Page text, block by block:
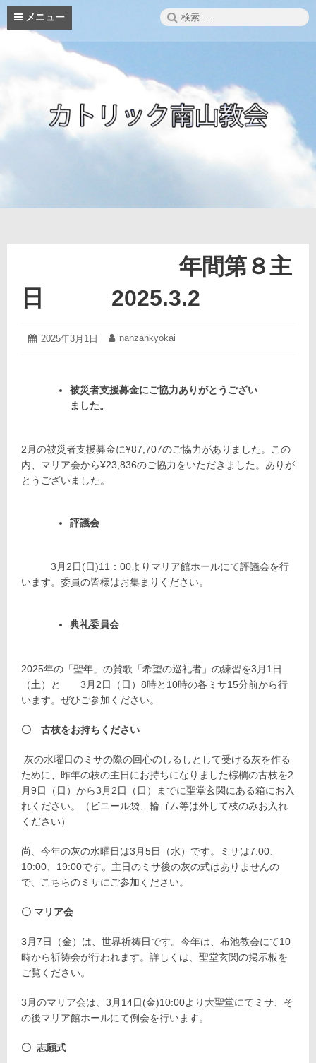
コ
プ
メニュー
検
索:
年間第８主
日 2025.3.2
投
2025年3月1日
2025
1
日
投
nanzankyokai
被災者支援募金にご協力ありがとうござい
ました。
2月の被災者支援募金に¥87,707のご協力がありました。この
内、マリア会から¥23,836のご協力をいただきました。ありが
とうございました。
評議会
3月2日(日)11：00よりマリア館ホールにて評議会を行
います。委員の皆様はお集まりください。
典礼委員会
2025年の「聖年」の賛歌「希望の巡礼者」の練習を3月1日
（土）と 3月2日（日）8時と10時の各ミサ15分前から行
います。ぜひご参加ください。
〇 古枝をお持ちください
灰の水曜日のミサの際の回心のしるしとして受ける灰を作る
ために、昨年の枝の主日にお持ちになりました棕櫚の古枝を2
月9日（日）から3月2日（日）までに聖堂玄関にある箱にお入
れください。（ビニール袋、輪ゴム等は外して枝のみお入れ
ください）
尚、今年の灰の水曜日は3月5日（水）です。ミサは7:00、
10:00、19:00です。主日のミサ後の灰の式はありませんの
で、こちらのミサにご参加ください。
〇 マリア会
3月7日（金）は、世界祈祷日です。今年は、布池教会にて10
時から祈祷会が行われます。詳しくは、聖堂玄関の掲示板を
ご覧ください。
3月のマリア会は、3月14日(金)10:00より大聖堂にてミサ、そ
の後マリア館ホールにて例会を行います。
〇 志願式